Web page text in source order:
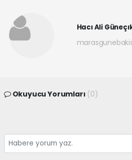
Hacı Ali
Okuyucu Yorumları (0)